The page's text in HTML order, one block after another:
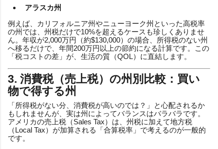
アラスカ州
例えば、カリフォルニア州やニューヨーク州といった高税率
の州では、州税だけで10%を超えるケースも珍しくありませ
ん。年収が2,000万円（約$130,000）の場合、所得税のない州
へ移るだけで、年間200万円以上の節約になる計算です。この
「税コストの差」が、生活の質（QOL）に直結します。
3. 消費税（売上税）の州別比較：買い
物で得する州
「所得税がない分、消費税が高いのでは？」と心配されるか
もしれませんが、実は州によってバランスはバラバラです。
アメリカの売上税（Sales Tax）は、州税に加えて地方税
（Local Tax）が加算される「合算税率」で考えるのが一般的
です。